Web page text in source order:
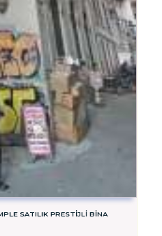
SATILIK PRESTİJLİ BİNA